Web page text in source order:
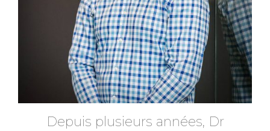
Depuis plusieurs années, Dr